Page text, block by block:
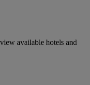
available hotels and